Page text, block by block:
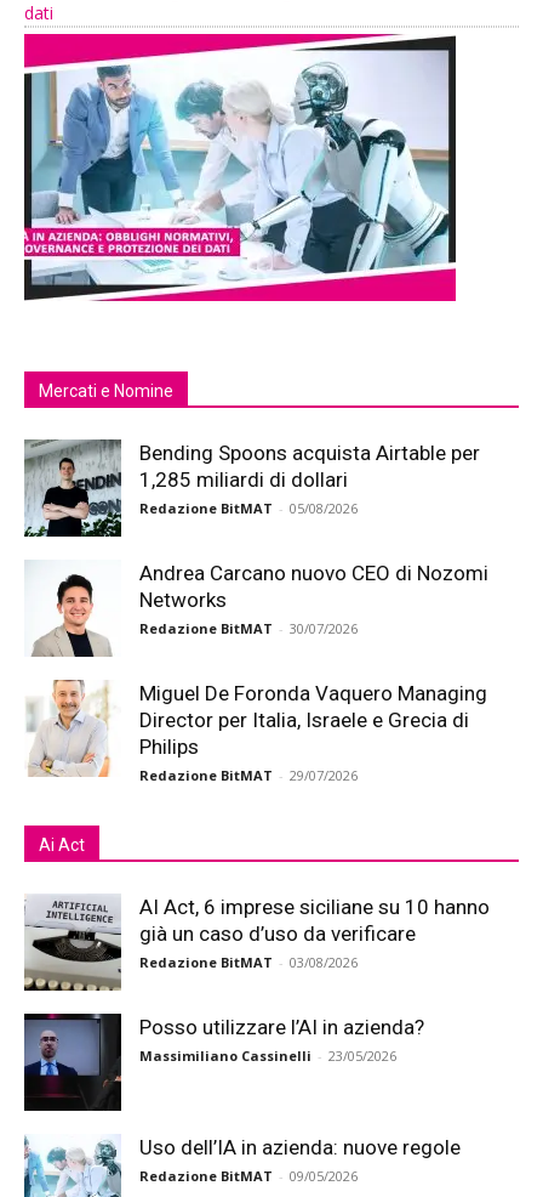
dati
Mercati e Nomine
Bending Spoons acquista Airtable per
1,285 miliardi di dollari
Redazione BitMAT - 05/08/2026
Andrea Carcano nuovo CEO di Nozomi
Networks
Redazione BitMAT - 30/07/2026
Miguel De Foronda Vaquero Managing
Director per Italia, Israele e Grecia di
Philips
Redazione BitMAT - 29/07/2026
Ai Act
AI Act, 6 imprese siciliane su 10 hanno
già un caso d’uso da verificare
Redazione BitMAT - 03/08/2026
Posso utilizzare l’AI in azienda?
Massimiliano Cassinelli - 23/05/2026
Uso dell’IA in azienda: nuove regole
Redazione BitMAT - 09/05/2026